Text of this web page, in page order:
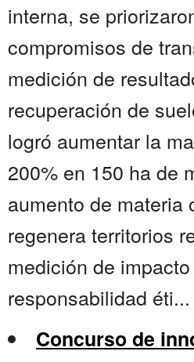
interna, se
compromisos de
medición de
recuperación de
logró aumentar la
200% en 150 ha de
aumento de materia
regenera territorios
medición de
responsabilidad éti...
Concurso de